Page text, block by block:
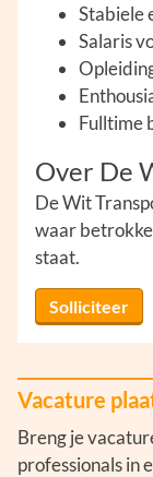
Stabiele
Salaris
Fulltime
Over De
De Wit
waar
staat.
Solliciteer
Vacature
Breng je
professionals in